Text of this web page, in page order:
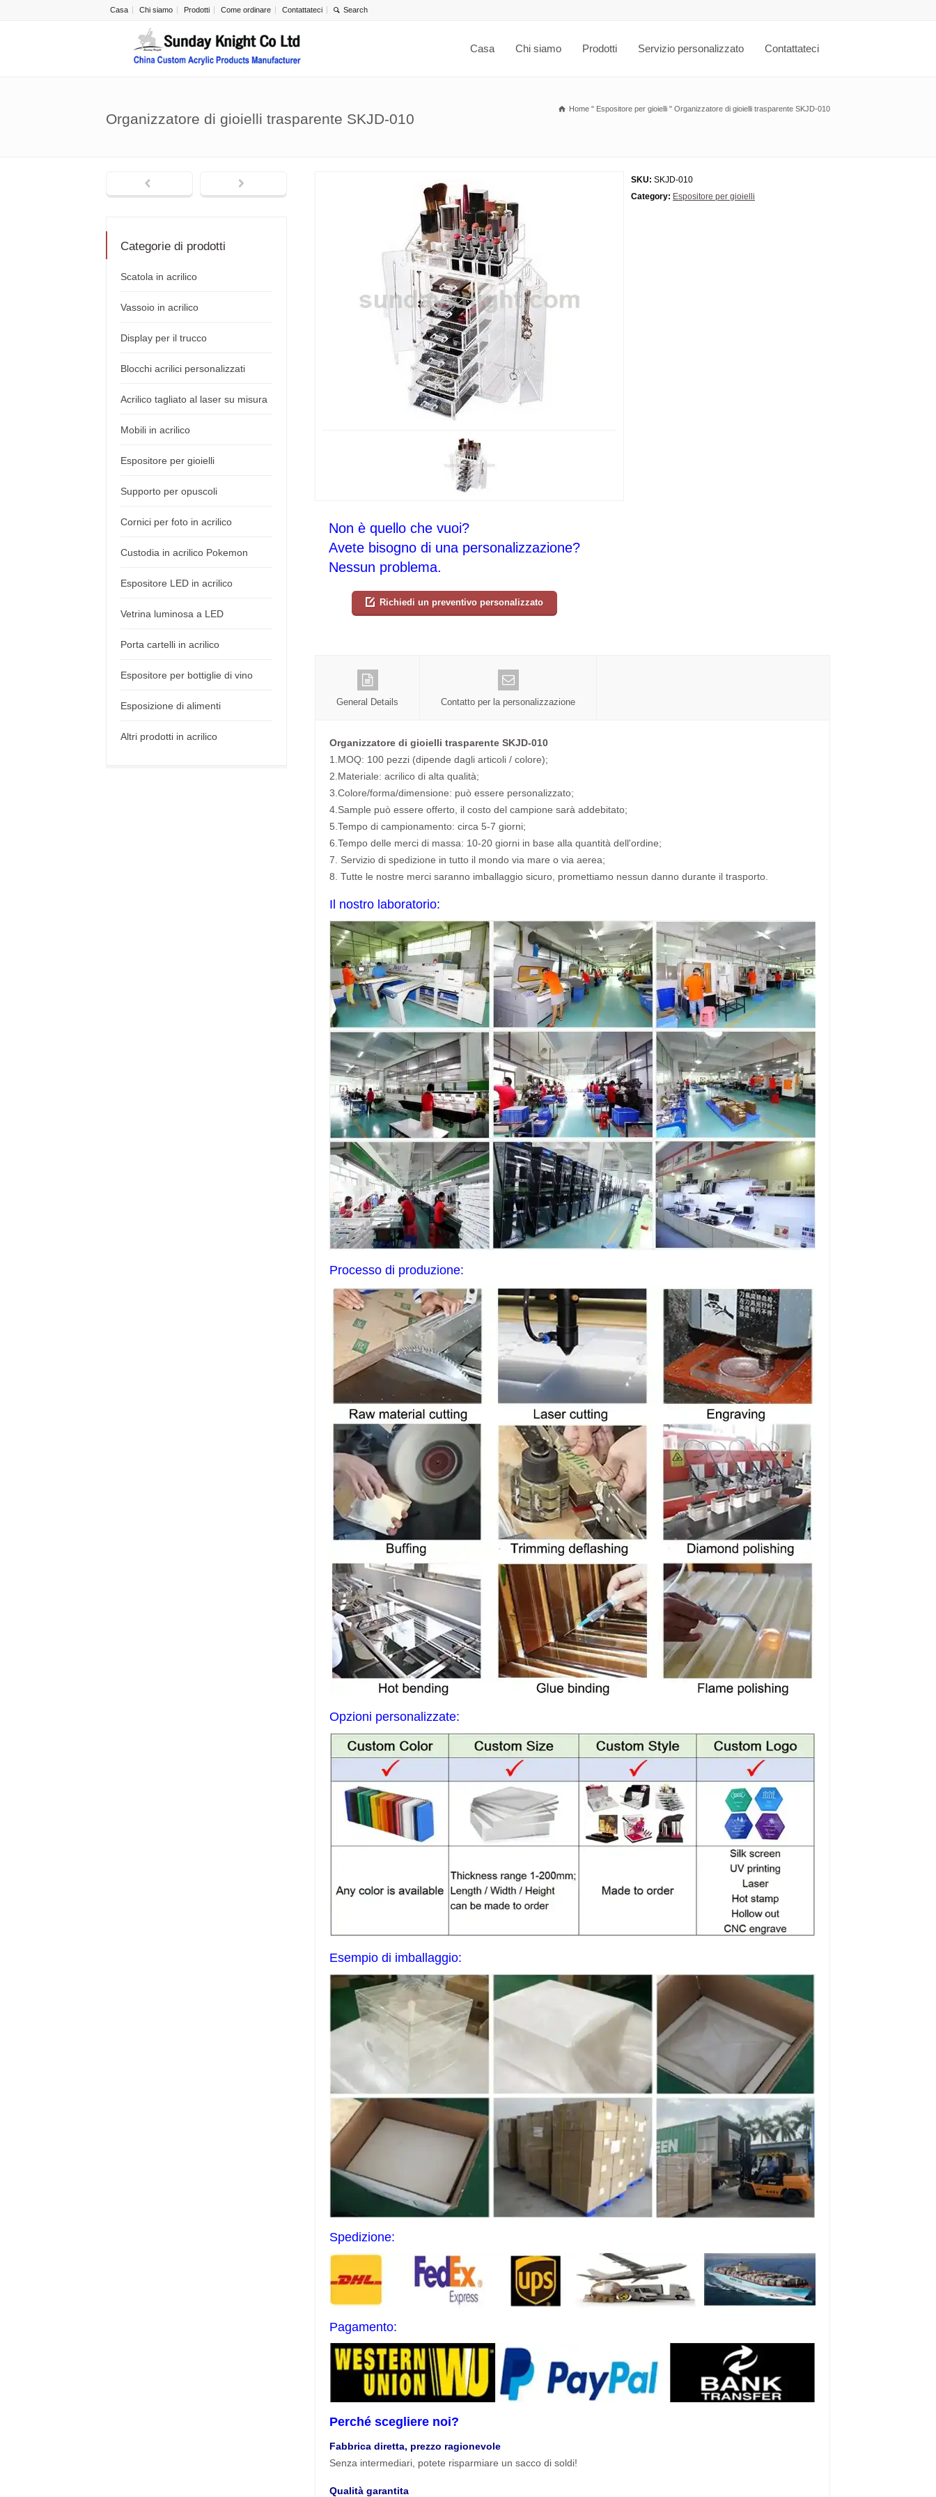
Casa Chi siamo Prodotti Come ordinare Contattateci
Casa Chi siamo Prodotti Servizio personalizzato Contattateci
Organizzatore di gioielli trasparente SKJD-010
Home " Espositore per gioielli " Organizzatore di gioielli trasparente SKJD-010
SKU: SKJD-010
Category: Espositore per gioielli
Non è quello che vuoi?
Avete bisogno di una personalizzazione?
Nessun problema.
Richiedi un preventivo personalizzato
General Details Contatto per la personalizzazione
Organizzatore di gioielli trasparente SKJD-010
1.MOQ: 100 pezzi (dipende dagli articoli / colore);
2.Materiale: acrilico di alta qualità;
3.Colore/forma/dimensione: può essere personalizzato;
4.Sample può essere offerto, il costo del campione sarà addebitato;
5.Tempo di campionamento: circa 5-7 giorni;
6.Tempo delle merci di massa: 10-20 giorni in base alla quantità dell'ordine;
7. Servizio di spedizione in tutto il mondo via mare o via aerea;
8. Tutte le nostre merci saranno imballaggio sicuro, promettiamo nessun danno durante il trasporto.
Il nostro laboratorio:
Processo di produzione:
Opzioni personalizzate:
Esempio di imballaggio:
Spedizione:
Pagamento:
Perché scegliere noi?
Fabbrica diretta, prezzo ragionevole
Senza intermediari, potete risparmiare un sacco di soldi!
Qualità garantita
Categorie di prodotti
Scatola in acrilico
Vassoio in acrilico
Display per il trucco
Blocchi acrilici personalizzati
Acrilico tagliato al laser su misura
Mobili in acrilico
Espositore per gioielli
Supporto per opuscoli
Cornici per foto in acrilico
Custodia in acrilico Pokemon
Espositore LED in acrilico
Vetrina luminosa a LED
Porta cartelli in acrilico
Espositore per bottiglie di vino
Esposizione di alimenti
Altri prodotti in acrilico